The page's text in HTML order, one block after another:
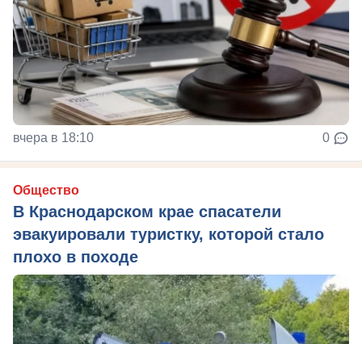
вчера в 18:10 0
Общество
В Краснодарском крае спасатели
эвакуировали туристку, которой стало
плохо в походе